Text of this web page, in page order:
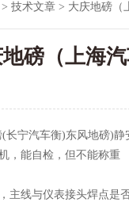
> 技术文章 > 大庆地磅（
磅（上海
长宁汽车衡)东风地磅)
，能自检，但不能称重
主线与仪表接头焊点是